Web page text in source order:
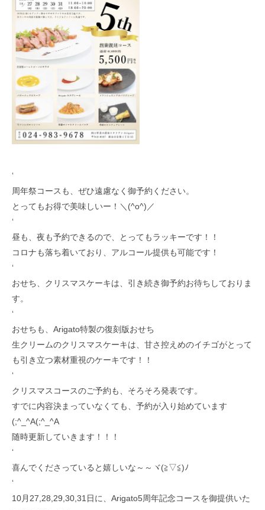
‘
周年祭コースも、ぜひ遠慮なく御予約ください。
とってもお得で美味しいー！＼(^o^)／
‘
昼も、夜も予約できるので、とってもラッキーです！！
コロナも落ち着いており、アルコール提供も可能です！
‘
おせち、クリスマスケーキは、引き続き御予約お待ちしておりま
す。
‘
おせちも、Arigato特製の復刻版おせち
生クリームのクリスマスケーキは、甘さ控えめのイチゴがとって
も引き立つ素材重視のケーキです！！
‘
クリスマスコースのご予約も、そろそろ発表です。
すでに内容決まっていなくても、予約が入り始めています
(;^_^A(;^_^A
随時更新していきます！！！
‘
喜んでくださっていると嬉しいな～～ヾ(≧▽≦)ﾉ
‘
10月27,28,29,30,31日に、Arigato5周年記念コースを御提供いた